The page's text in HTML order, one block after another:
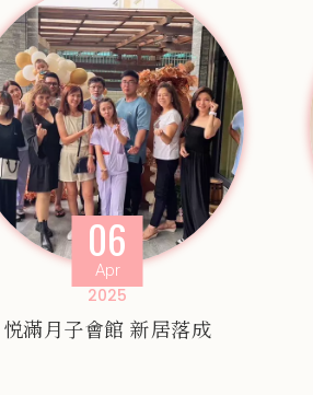
06
Apr
2025
悦滿月子會館 新居落成